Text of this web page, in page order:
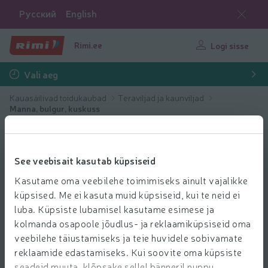
See veebisait kasutab küpsiseid
Kasutame oma veebilehe toimimiseks ainult vajalikke
küpsised. Me ei kasuta muid küpsiseid, kui te neid ei
luba. Küpsiste lubamisel kasutame esimese ja
kolmanda osapoole jõudlus- ja reklaamiküpsiseid oma
veebilehe täiustamiseks ja teie huvidele sobivamate
reklaamide edastamiseks. Kui soovite oma küpsiste
Русский English
Rimi.ee Logi sisse
Vali aeg
Kauasäilivad toidukaubad
Teraviljad ja kaunviljad
Manna, bulgur, kuskuss